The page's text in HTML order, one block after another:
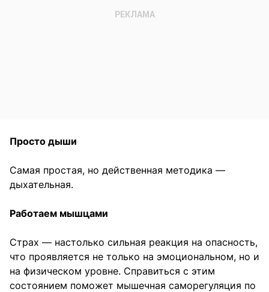
Просто дыши
Самая простая, но действенная методика —
дыхательная.
Работаем мышцами
Страх — настолько сильная реакция на опасность,
что проявляется не только на эмоциональном, но и
на физическом уровне. Справиться с этим
состоянием поможет мышечная саморегуляция по